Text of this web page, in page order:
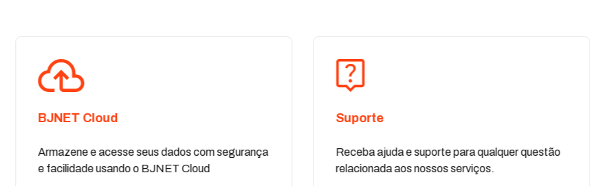
BJNET Cloud
Armazene e acesse seus dados com segurança
e facilidade usando o BJNET Cloud
Suporte
Receba ajuda e suporte para qualquer questão
relacionada aos nossos serviços.